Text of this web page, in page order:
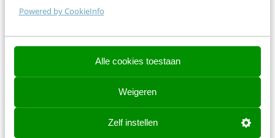
Powered by CookieInfo
Alle cookies toestaan
Weigeren
Zelf instellen
duidelijke strategie consistent bereik opbouwt en
De sessie is opgezet als live Q&A: volop ruimte voor
jouw praktijkvragen, boordevol voorbeelden en
formats die je meteen kunt testen op je eigen
kanalen.